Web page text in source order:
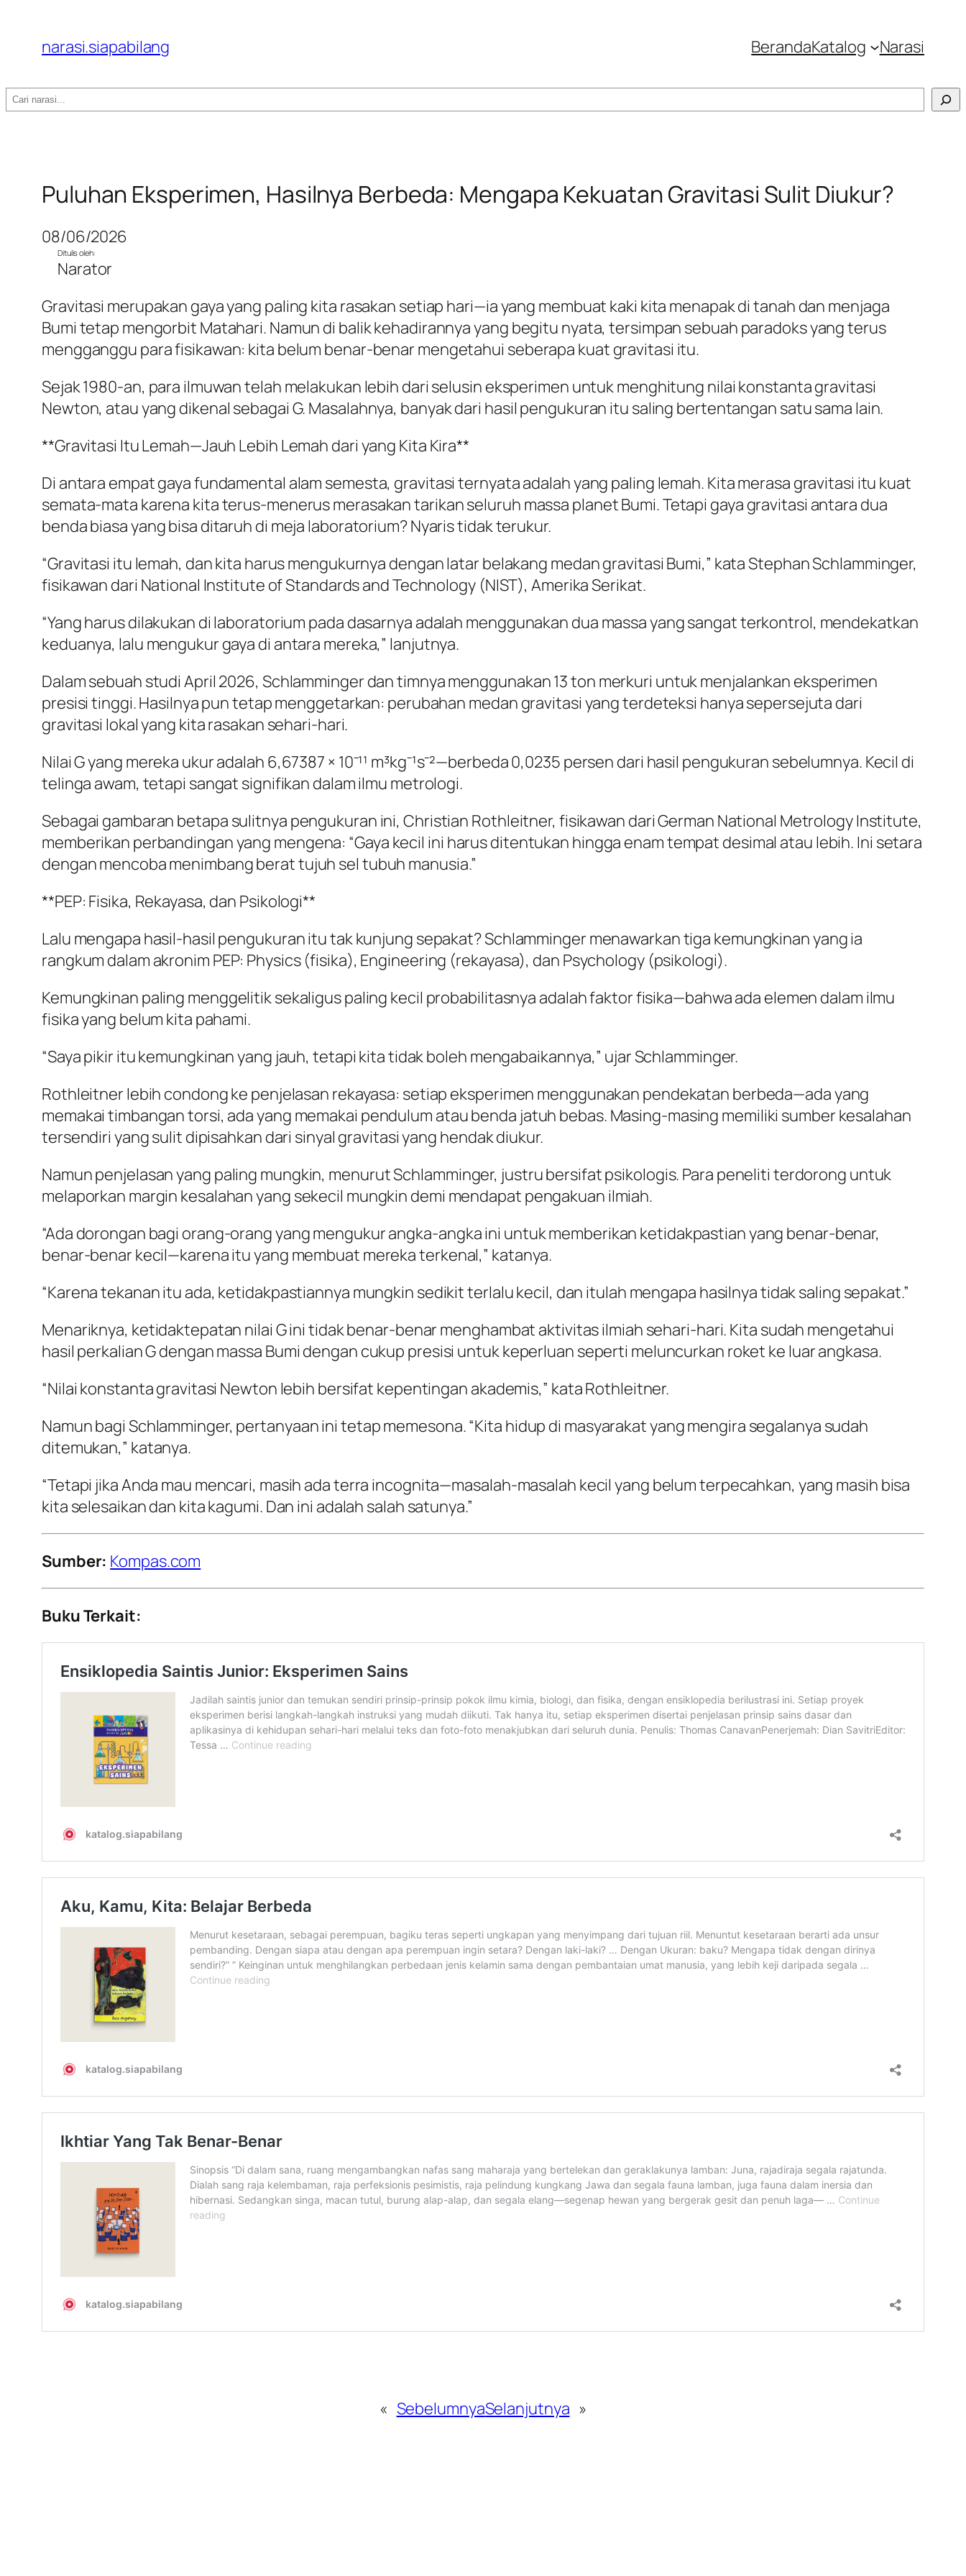
narasi.siapabilang BerandaKatalog Narasi
Search
Puluhan Eksperimen, Hasilnya Berbeda: Mengapa Kekuatan Gravitasi Sulit Diukur?
08/06/2026
Ditulis oleh:
Narator
Gravitasi merupakan gaya yang paling kita rasakan setiap hari—ia yang membuat kaki kita menapak di tanah dan menjaga
Bumi tetap mengorbit Matahari. Namun di balik kehadirannya yang begitu nyata, tersimpan sebuah paradoks yang terus
mengganggu para fisikawan: kita belum benar-benar mengetahui seberapa kuat gravitasi itu.
Sejak 1980-an, para ilmuwan telah melakukan lebih dari selusin eksperimen untuk menghitung nilai konstanta gravitasi
Newton, atau yang dikenal sebagai G. Masalahnya, banyak dari hasil pengukuran itu saling bertentangan satu sama lain.
**Gravitasi Itu Lemah—Jauh Lebih Lemah dari yang Kita Kira**
Di antara empat gaya fundamental alam semesta, gravitasi ternyata adalah yang paling lemah. Kita merasa gravitasi itu kuat
semata-mata karena kita terus-menerus merasakan tarikan seluruh massa planet Bumi. Tetapi gaya gravitasi antara dua
benda biasa yang bisa ditaruh di meja laboratorium? Nyaris tidak terukur.
“Gravitasi itu lemah, dan kita harus mengukurnya dengan latar belakang medan gravitasi Bumi,” kata Stephan Schlamminger,
fisikawan dari National Institute of Standards and Technology (NIST), Amerika Serikat.
“Yang harus dilakukan di laboratorium pada dasarnya adalah menggunakan dua massa yang sangat terkontrol, mendekatkan
keduanya, lalu mengukur gaya di antara mereka,” lanjutnya.
Dalam sebuah studi April 2026, Schlamminger dan timnya menggunakan 13 ton merkuri untuk menjalankan eksperimen
presisi tinggi. Hasilnya pun tetap menggetarkan: perubahan medan gravitasi yang terdeteksi hanya sepersejuta dari
gravitasi lokal yang kita rasakan sehari-hari.
Nilai G yang mereka ukur adalah 6,67387 × 10⁻¹¹ m³kg⁻¹s⁻²—berbeda 0,0235 persen dari hasil pengukuran sebelumnya. Kecil di
telinga awam, tetapi sangat signifikan dalam ilmu metrologi.
Sebagai gambaran betapa sulitnya pengukuran ini, Christian Rothleitner, fisikawan dari German National Metrology Institute,
memberikan perbandingan yang mengena: “Gaya kecil ini harus ditentukan hingga enam tempat desimal atau lebih. Ini setara
dengan mencoba menimbang berat tujuh sel tubuh manusia.”
**PEP: Fisika, Rekayasa, dan Psikologi**
Lalu mengapa hasil-hasil pengukuran itu tak kunjung sepakat? Schlamminger menawarkan tiga kemungkinan yang ia
rangkum dalam akronim PEP: Physics (fisika), Engineering (rekayasa), dan Psychology (psikologi).
Kemungkinan paling menggelitik sekaligus paling kecil probabilitasnya adalah faktor fisika—bahwa ada elemen dalam ilmu
fisika yang belum kita pahami.
“Saya pikir itu kemungkinan yang jauh, tetapi kita tidak boleh mengabaikannya,” ujar Schlamminger.
Rothleitner lebih condong ke penjelasan rekayasa: setiap eksperimen menggunakan pendekatan berbeda—ada yang
memakai timbangan torsi, ada yang memakai pendulum atau benda jatuh bebas. Masing-masing memiliki sumber kesalahan
tersendiri yang sulit dipisahkan dari sinyal gravitasi yang hendak diukur.
Namun penjelasan yang paling mungkin, menurut Schlamminger, justru bersifat psikologis. Para peneliti terdorong untuk
melaporkan margin kesalahan yang sekecil mungkin demi mendapat pengakuan ilmiah.
“Ada dorongan bagi orang-orang yang mengukur angka-angka ini untuk memberikan ketidakpastian yang benar-benar,
benar-benar kecil—karena itu yang membuat mereka terkenal,” katanya.
“Karena tekanan itu ada, ketidakpastiannya mungkin sedikit terlalu kecil, dan itulah mengapa hasilnya tidak saling sepakat.”
Menariknya, ketidaktepatan nilai G ini tidak benar-benar menghambat aktivitas ilmiah sehari-hari. Kita sudah mengetahui
hasil perkalian G dengan massa Bumi dengan cukup presisi untuk keperluan seperti meluncurkan roket ke luar angkasa.
“Nilai konstanta gravitasi Newton lebih bersifat kepentingan akademis,” kata Rothleitner.
Namun bagi Schlamminger, pertanyaan ini tetap memesona. “Kita hidup di masyarakat yang mengira segalanya sudah
ditemukan,” katanya.
“Tetapi jika Anda mau mencari, masih ada terra incognita—masalah-masalah kecil yang belum terpecahkan, yang masih bisa
kita selesaikan dan kita kagumi. Dan ini adalah salah satunya.”
Sumber: Kompas.com
Buku Terkait:
« SebelumnyaSelanjutnya »